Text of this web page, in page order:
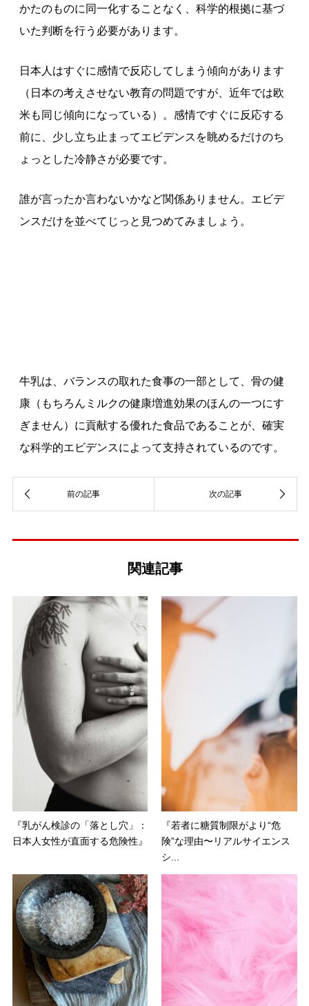
かたのものに同一化することなく、科学的根拠に基づ
いた判断を行う必要があります。
日本人はすぐに感情で反応してしまう傾向があります
（日本の考えさせない教育の問題ですが、近年では欧
米も同じ傾向になっている）。感情ですぐに反応する
前に、少し立ち止まってエビデンスを眺めるだけのち
ょっとした冷静さが必要です。
誰が言ったか言わないかなど関係ありません。エビデ
ンスだけを並べてじっと見つめてみましょう。
牛乳は、バランスの取れた食事の一部として、骨の健
康（もちろんミルクの健康増進効果のほんの一つにす
ぎません）に貢献する優れた食品であることが、確実
な科学的エビデンスによって支持されているのです。
関連記事
『乳がん検診の「落とし穴」：
日本人女性が直面する危険性』
『若者に糖質制限がより“危
険”な理由〜リアルサイエンス
シ...